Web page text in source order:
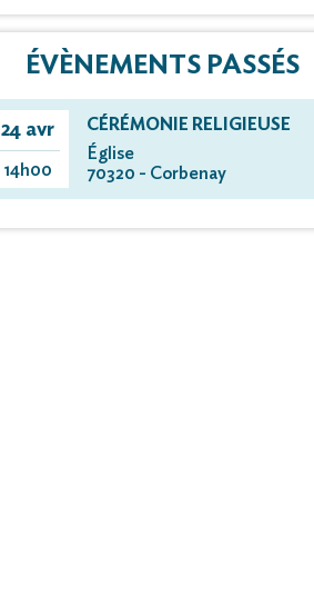
ÉVÈNEMENTS PASSÉS
24 avr
14h00
CÉRÉMONIE RELIGIEUSE
Église
70320 - Corbenay